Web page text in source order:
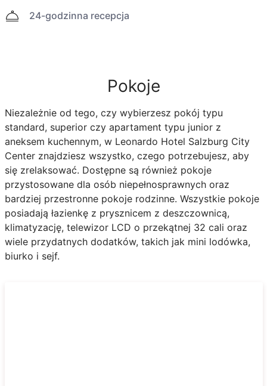
24-godzinna recepcja
Pokoje
Niezależnie od tego, czy wybierzesz pokój typu
standard, superior czy apartament typu junior z
aneksem kuchennym, w Leonardo Hotel Salzburg City
Center znajdziesz wszystko, czego potrzebujesz, aby
się zrelaksować. Dostępne są również pokoje
przystosowane dla osób niepełnosprawnych oraz
bardziej przestronne pokoje rodzinne. Wszystkie pokoje
posiadają łazienkę z prysznicem z deszczownicą,
klimatyzację, telewizor LCD o przekątnej 32 cali oraz
wiele przydatnych dodatków, takich jak mini lodówka,
biurko i sejf.